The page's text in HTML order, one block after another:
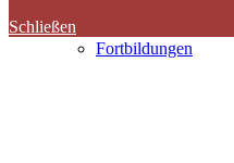
Fortbildungen
Schließen